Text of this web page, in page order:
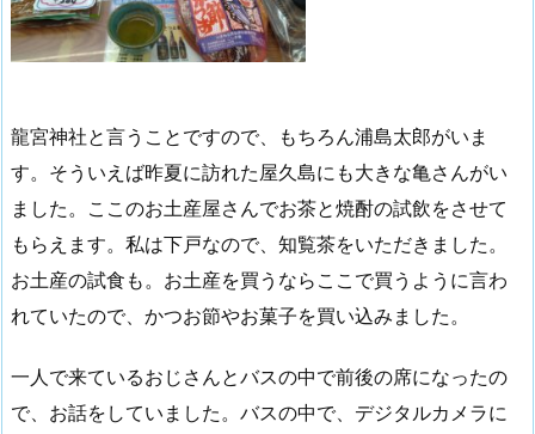
龍宮神社と言うことですので、もちろん浦島太郎がいま
す。そういえば昨夏に訪れた屋久島にも大きな亀さんがい
ました。ここのお土産屋さんでお茶と焼酎の試飲をさせて
もらえます。私は下戸なので、知覧茶をいただきました。
お土産の試食も。お土産を買うならここで買うように言わ
れていたので、かつお節やお菓子を買い込みました。
一人で来ているおじさんとバスの中で前後の席になったの
で、お話をしていました。バスの中で、デジタルカメラに